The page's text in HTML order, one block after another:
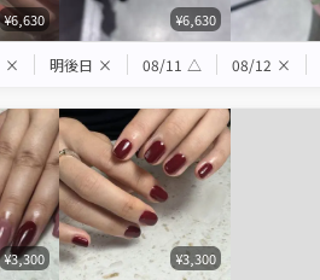
¥6,630 ¥6,630
× 明後日 × 08/11 △ 08/12 ×
¥3,300 ¥3,300